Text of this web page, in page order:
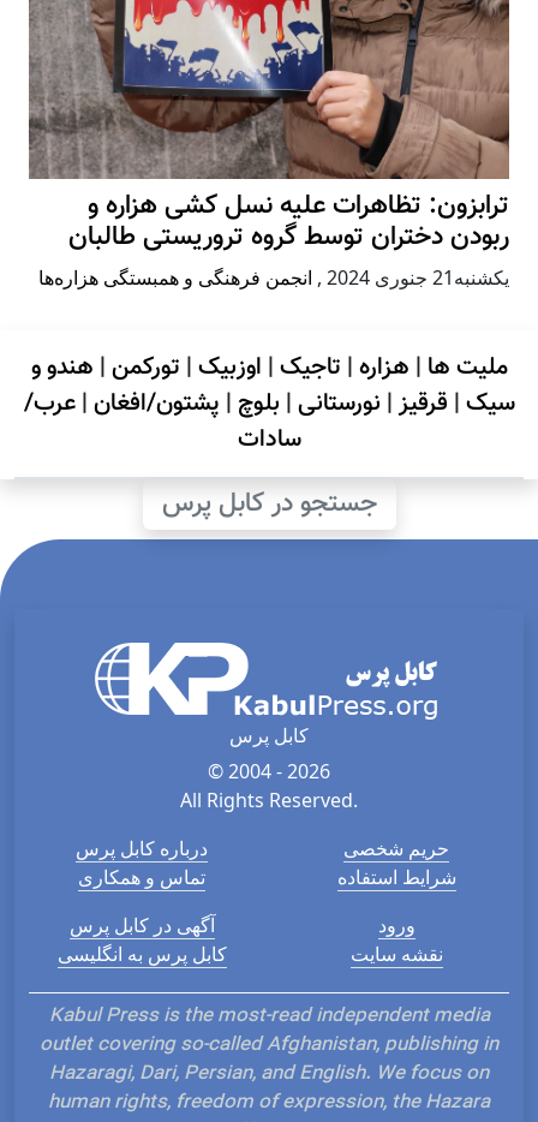
ترابزون: تظاهرات علیه نسل کشی هزاره و
ربودن دختران توسط گروه تروریستی طالبان
يكشنبه21 جنوری 2024 ,انجمن فرهنگی و همبستگی هزاره‌ها
ملیت ها| هزاره| تاجیک| اوزبیک| تورکمن| هندو و
سیک| قرقیز| نورستانی| بلوچ| پشتون/افغان|عرب/
سادات
جستجو در کابل پرس
کابل پرس
© 2004 - 2026
All Rights Reserved.
درباره کابل پرس
تماس و همکاری
حریم شخصی
شرایط استفاده
آگهی در کابل پرس
کابل پرس به انگلیسی
ورود
نقشه سایت
Kabul Press is the most-read independent media
outlet covering so-called Afghanistan, publishing in
Hazaragi, Dari, Persian, and English. We focus on
human rights, freedom of expression, the Hazara